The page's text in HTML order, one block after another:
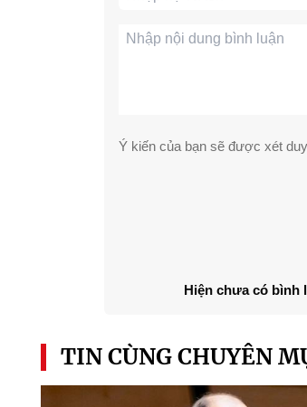
Ý kiến của bạn sẽ được xét
Hiện chưa có bình
TIN CÙNG CHUYÊN